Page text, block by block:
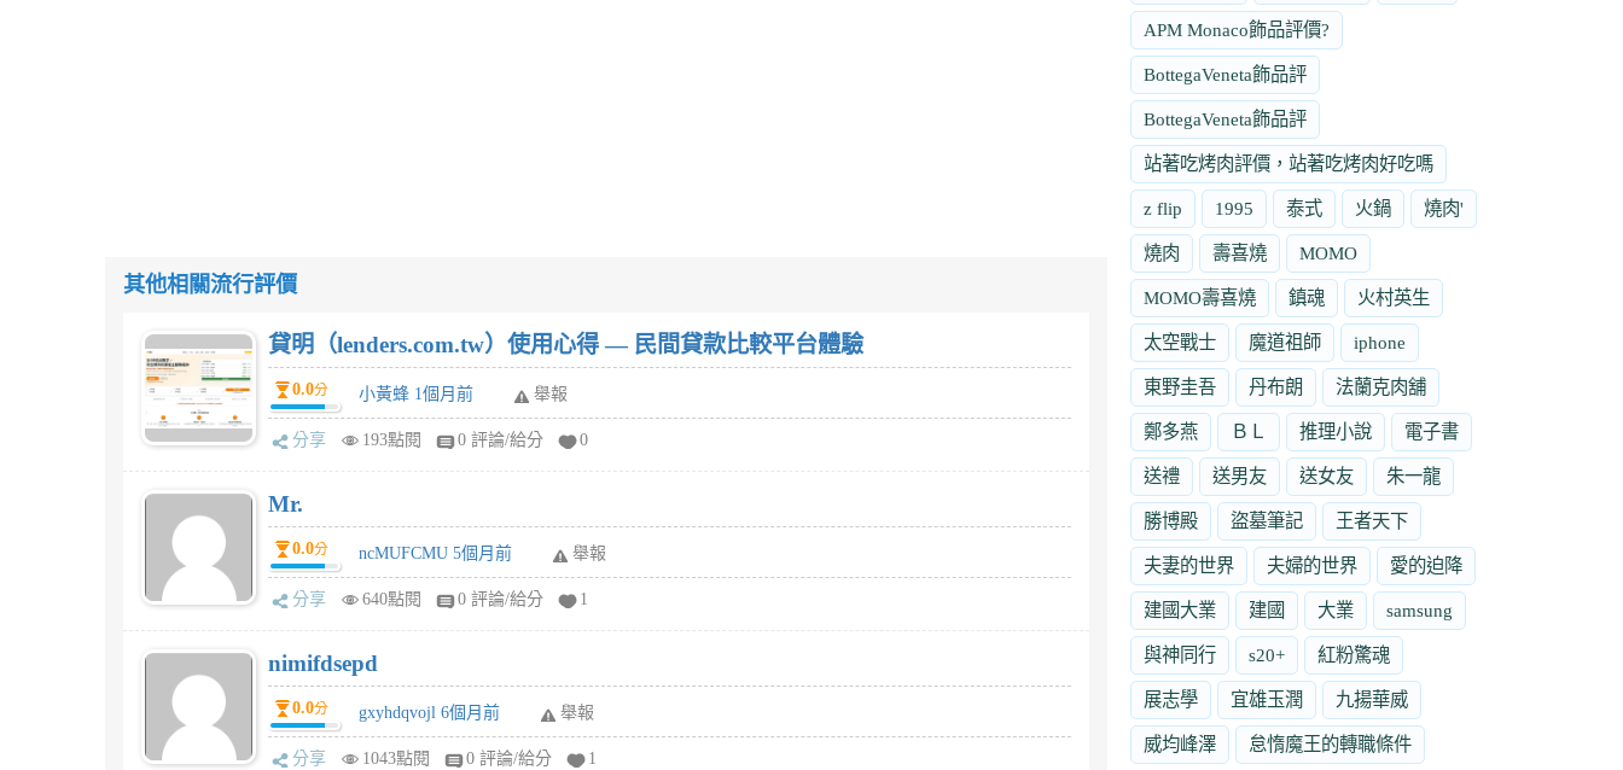
其他相關流行評價
貸明（lenders.com.tw）使用心得 — 民間貸款比較平台體驗
0.0分 小黃蜂 1個月前 舉報
分享 193點閱 0 評論/給分 0
Mr.
0.0分 ncMUFCMU 5個月前 舉報
分享 640點閱 0 評論/給分 1
nimifdsepd
0.0分 gxyhdqvojl 6個月前 舉報
分享 1043點閱 0 評論/給分 1
APM Monaco飾品評價?
BottegaVeneta飾品評
BottegaVeneta飾品評
站著吃烤肉評價，站著吃烤肉好吃嗎
z flip 1995 泰式 火鍋 燒肉'
燒肉 壽喜燒 MOMO
MOMO壽喜燒 鎮魂 火村英生
太空戰士 魔道祖師 iphone
東野圭吾 丹布朗 法蘭克肉舖
鄭多燕 ＢＬ 推理小說 電子書
送禮 送男友 送女友 朱一龍
勝博殿 盜墓筆記 王者天下
夫妻的世界 夫婦的世界 愛的迫降
建國大業 建國 大業 samsung
與神同行 s20+ 紅粉驚魂
展志學 宜雄玉潤 九揚華威
威均峰澤 怠惰魔王的轉職條件